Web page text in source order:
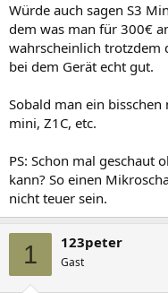
Würde auch sagen S3
dem was man für 300€
wahrscheinlich trotzdem
bei dem Gerät echt gut.
Sobald man ein bisschen
mini, Z1C, etc.
PS: Schon mal geschaut
kann? So einen
nicht teuer sein.
1 123peter
Gast